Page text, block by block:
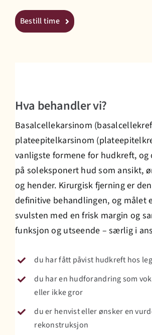
Bestill time
Hva behandler vi?
Basalcellekarsinom
plateepitelkarsinom
vanligste formene for hudkreft,
på soleksponert hud som ansikt,
og hender. Kirurgisk fjerning er
definitive behandlingen, og målet
svulsten med en frisk margin og
funksjon og utseende – særlig i
du har fått påvist hudkreft hos
du har en hudforandring som
eller ikke gror
du er henvist eller ønsker en
rekonstruksjon